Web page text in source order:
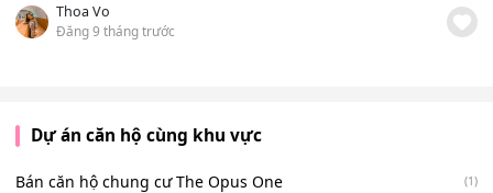
Thoa Vo
Đăng 9 tháng trước
Dự án căn hộ cùng khu vực
Bán căn hộ chung cư The Opus One (1)